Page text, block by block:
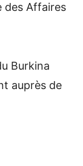
des Affaires
Burkina
auprès de